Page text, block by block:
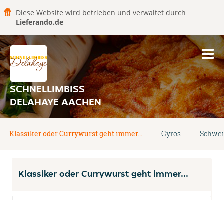
Diese Website wird betrieben und verwaltet durch
Lieferando.de
SCHNELLIMBISS
DELAHAYE AACHEN
Klassiker oder Currywurst geht immer... Gyros
Klassiker oder Currywurst geht immer...